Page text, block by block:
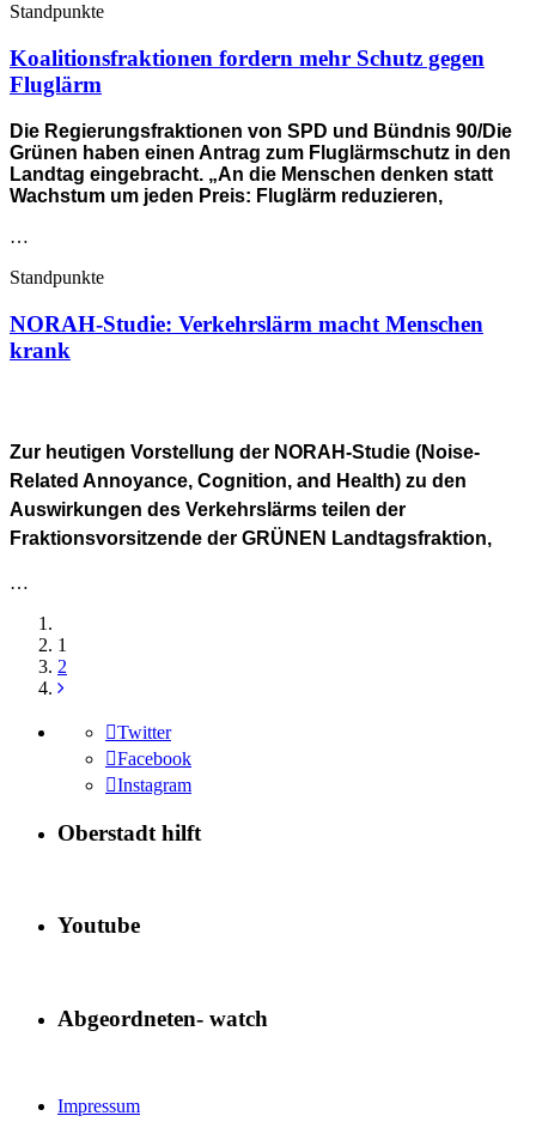
Standpunkte
Koalitionsfraktionen fordern mehr Schutz gegen
Fluglärm
Die Regierungsfraktionen von SPD und Bündnis 90/Die
Grünen haben einen Antrag zum Fluglärmschutz in den
Landtag eingebracht. „An die Menschen denken statt
Wachstum um jeden Preis: Fluglärm reduzieren,
…
Standpunkte
NORAH-Studie: Verkehrslärm macht Menschen
krank
Zur heutigen Vorstellung der NORAH-Studie (Noise-
Related Annoyance, Cognition, and Health) zu den
Auswirkungen des Verkehrslärms teilen der
Fraktionsvorsitzende der GRÜNEN Landtagsfraktion,
…
1
2
Twitter
Facebook
Instagram
Oberstadt hilft
Youtube
Abgeordneten- watch
Impressum